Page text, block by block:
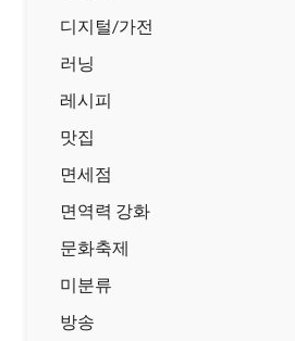
디지털/가전
러닝
레시피
맛집
면세점
면역력 강화
문화축제
미분류
방송